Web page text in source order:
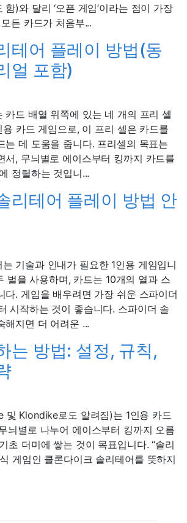
함)와 달리 ‘오픈 게임’이라는 점이 가장
든 카드가 처음부...
테어 플레이 방법(동
얼 포함)
카드 배열 위쪽에 있는 네 개의 프리 셀
용 카드 게임으로, 이 프리 셀은 카드를
는 데 도움을 줍니다. 프리셀의 목표는
서, 무늬별로 에이스부터 킹까지 카드를
정렬하는 것입니...
리테어 플레이 방법 안
기술과 인내가 필요한 1인용 게임입니
벌을 사용하며, 카드는 10개의 열과 스
다. 게임을 배우려면 가장 쉬운 스파이더
시작하는 것이 좋습니다. 스파이더 솔
해지면 더 어려운 ...
는 방법: 설정, 규칙,
및 Klondike로도 알려짐)는 1인용 카드
늬별로 나누어 에이스부터 킹까지 오름
초 더미에 쌓는 것이 목표입니다. “솔리
게임인 클론다이크 솔리테어를 뜻하지